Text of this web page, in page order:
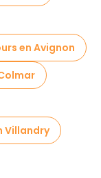
en Avignon
Villandry